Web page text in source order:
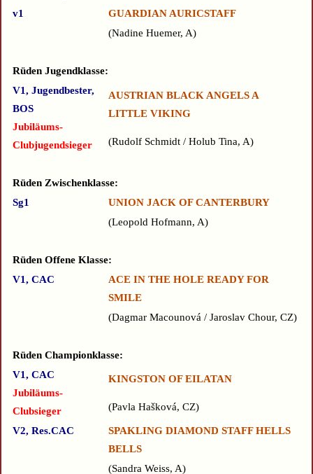
v1
GUARDIAN AURICSTAFF
Nadine Huemer, A
Rüden Jugendklasse:
V1, Jugendbester,
BOS
Jubiläums-
Clubjugendsieger
AUSTRIAN BLACK ANGELS A
LITTLE VIKING
Rudolf Schmidt / Holub Tina, A
Rüden Zwischenklasse:
Sg1
UNION JACK OF CANTERBURY
Leopold Hofmann, A
Rüden Offene Klasse:
V1, CAC
ACE IN THE HOLE READY FOR
SMILE
Dagmar Macounová / Jaroslav Chour, CZ
Rüden Championklasse:
V1, CAC
Jubiläums-
Clubsieger
KINGSTON OF EILATAN
Pavla Hašková, CZ
V2, Res.CAC
SPAKLING DIAMOND STAFF HELLS
BELLS
Sandra Weiss, A